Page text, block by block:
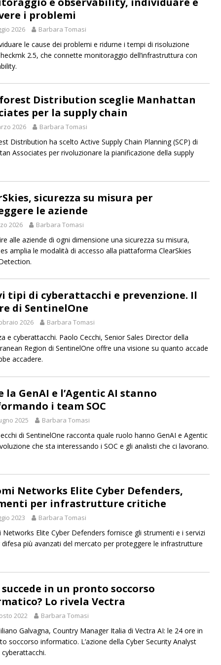
i problemi
2026 Barbara Tomasi
le cause dei problemi e ridurne i tempi di risoluzione
2.5, che connette monitoraggio dell’infrastruttura con
Distribution sceglie Manhattan
per la supply chain
2026 Barbara Tomasi
Distribution ha scelto Active Supply Chain Planning (SCP) di
Associates per rivoluzionare la pianificazione della supply
sicurezza su misura per
le aziende
2026 Barbara Tomasi
alle aziende di ogni dimensione una sicurezza su misura,
amplia le modalità di accesso alla piattaforma ClearSkies
tipi di cyberattacchi e prevenzione. Il
di SentinelOne
2026 Barbara Tomasi
e cyberattacchi. Paolo Cecchi, Senior Sales Director della
Region di SentinelOne offre una visione su quanto accade
accadere.
la GenAI e l’Agentic AI stanno
i team SOC
2025 Barbara Tomasi
di SentinelOne racconta quale ruolo hanno GenAI e Agentic
che sta interessando i SOC e gli analisti che ci lavorano.
Networks Elite Cyber Defenders,
per infrastrutture critiche
2023 Barbara Tomasi
Elite Cyber Defenders fornisce gli strumenti e i servizi
difesa più avanzati del mercato per proteggere le infrastrutture
succede in un pronto soccorso
Lo rivela Vectra
2022 Barbara Tomasi
Galvagna, Country Manager Italia di Vectra AI: le 24 ore in
soccorso informatico. L’azione della Cyber Security Analyst